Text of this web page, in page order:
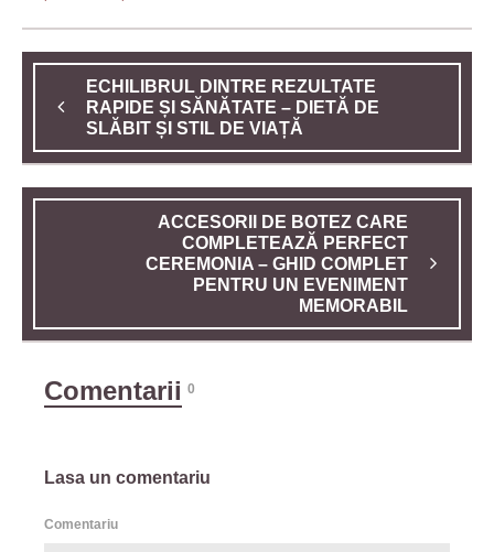
ECHILIBRUL DINTRE REZULTATE
RAPIDE ȘI SĂNĂTATE – DIETĂ DE
SLĂBIT ȘI STIL DE VIAȚĂ
ACCESORII DE BOTEZ CARE
COMPLETEAZĂ PERFECT
CEREMONIA – GHID COMPLET
PENTRU UN EVENIMENT
MEMORABIL
Comentarii 0
Lasa un comentariu
Comentariu